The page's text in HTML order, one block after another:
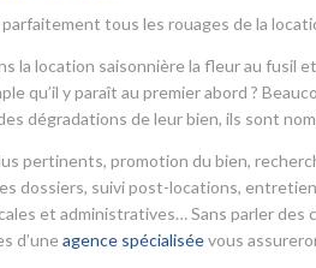
tous les rouages de la
la location saisonnière la fleur au
qu’il y paraît au premier abord ?
dégradations de leur bien, ils sont
pertinents, promotion du bien,
dossiers, suivi post-locations,
et administratives… Sans parler des
d’une agence spécialiséevous